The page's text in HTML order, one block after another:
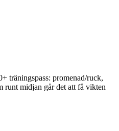
träningspass: promenad/ruck,
runt midjan går det att få vikten